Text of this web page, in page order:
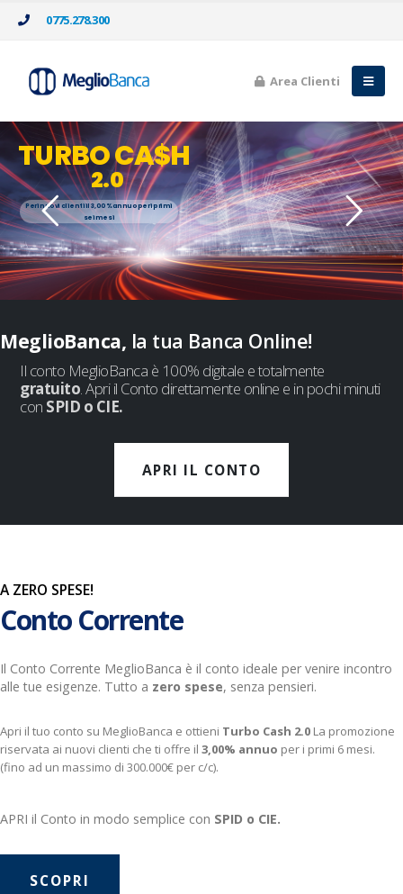
0775.278.300
Area Clienti
TURBO CA$H
2.0
Per i nuovi clienti il 3,00% annuo per i primi
sei mesi
Se sei già cliente, valorizzi la nuova liquidità con il tasso
attivo del 3,00%
MeglioBanca, la tua Banca Online!
Il conto MeglioBanca è 100% digitale e totalmente
gratuito. Apri il Conto direttamente online e in pochi minuti
con SPID o CIE.
APRI IL CONTO
A ZERO SPESE!
Conto Corrente
Il Conto Corrente MeglioBanca è il conto ideale per venire incontro
alle tue esigenze. Tutto a zero spese, senza pensieri.
Apri il tuo conto su MeglioBanca e ottieni Turbo Cash 2.0 La promozione
riservata ai nuovi clienti che ti offre il 3,00% annuo per i primi 6 mesi.
(fino ad un massimo di 300.000€ per c/c).
APRI il Conto in modo semplice con SPID o CIE.
SCOPRI